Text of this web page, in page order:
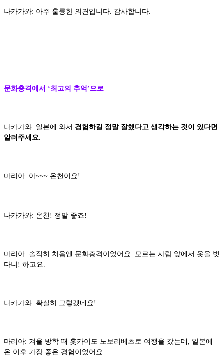
나카가와: 아주 훌륭한 의견입니다. 감사합니다.
문화충격에서 ‘최고의 추억’으로
나카가와: 일본에 와서 경험하길 정말 잘했다고 생각하는 것이 있다면
알려주세요.
마리아: 아~~~ 온천이요!
나카가와: 온천! 정말 좋죠!
마리아: 솔직히 처음엔 문화충격이었어요. 모르는 사람 앞에서 옷을 벗
다니! 하고요.
나카가와: 확실히 그렇겠네요!
마리아: 겨울 방학 때 홋카이도 노보리베츠로 여행을 갔는데, 일본에
온 이후 가장 좋은 경험이었어요.